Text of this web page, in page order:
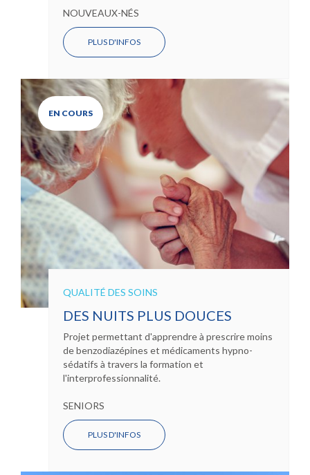
NOUVEAUX-NÉS
PLUS D'INFOS
EN COURS
QUALITÉ DES SOINS
DES NUITS PLUS DOUCES
Projet permettant d'apprendre à prescrire moins
de benzodiazépines et médicaments hypno-
sédatifs à travers la formation et
l'interprofessionnalité.
SENIORS
PLUS D'INFOS